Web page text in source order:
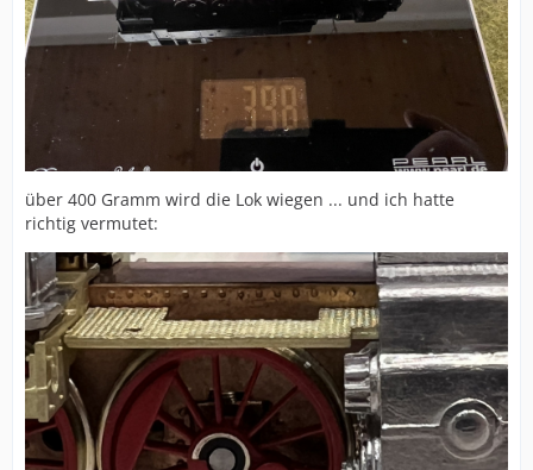
über 400 Gramm wird die Lok wiegen ... und ich hatte
richtig vermutet: